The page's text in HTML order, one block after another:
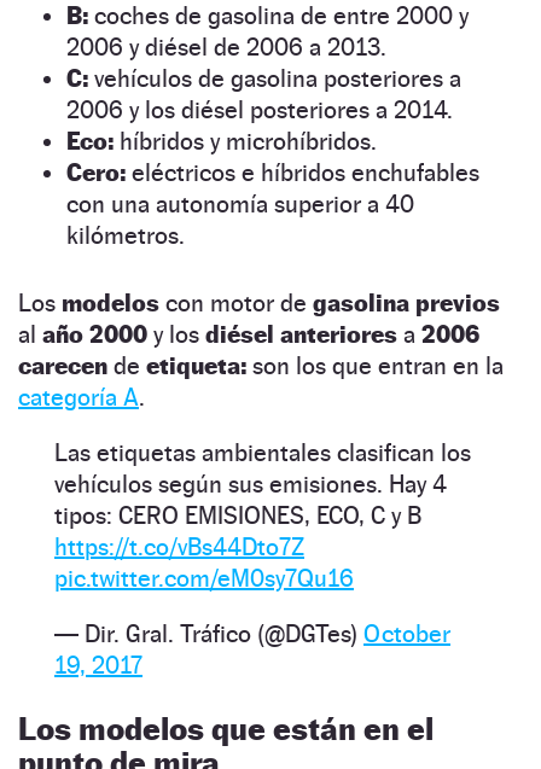
B: coches de gasolina de entre 2000 y
2006 y diésel de 2006 a 2013.
C: vehículos de gasolina posteriores a
2006 y los diésel posteriores a 2014.
Eco: híbridos y microhíbridos.
Cero: eléctricos e híbridos enchufables
con una autonomía superior a 40
kilómetros.
Los modelos con motor de gasolina previos
al año 2000 y los diésel anteriores a 2006
carecen de etiqueta: son los que entran en la
categoría A.
Las etiquetas ambientales clasifican los
vehículos según sus emisiones. Hay 4
tipos: CERO EMISIONES, ECO, C y B
https://t.co/vBs44Dto7Z
pic.twitter.com/eM0sy7Qu16
— Dir. Gral. Tráfico (@DGTes) October
19, 2017
Los modelos que están en el